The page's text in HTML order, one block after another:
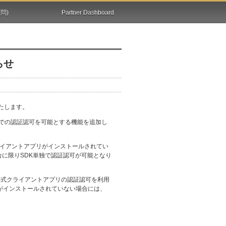
) Partner Dashboard
せ
ます。
の認証認可を可能とする機能を追加し
アントアプリがインストールされてい
限りSDK単独で認証認可が可能となり
クライアントアプリの認証認可を利用
ンストールされていない場合には、